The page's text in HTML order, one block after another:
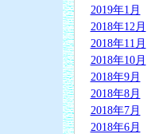
2019年1月
2018年12月
2018年11月
2018年10月
2018年9月
2018年8月
2018年7月
2018年6月